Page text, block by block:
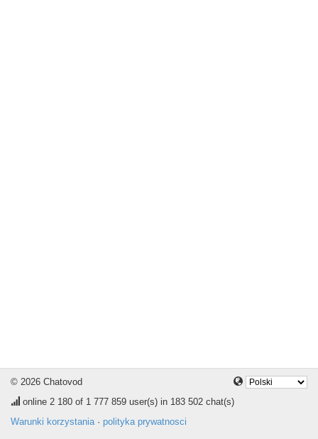
© 2026 Chatovod
online 2 180 of 1 777 859 user(s) in 183 502 chat(s)
Warunki korzystania· polityka prywatnosci